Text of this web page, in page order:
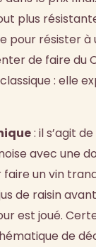
plus
pour résister à
de faire du
: elle
: il s’agit
avec une
un vin
de raisin
est joué.
de